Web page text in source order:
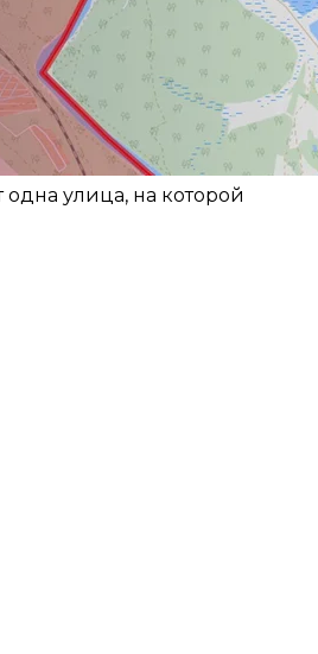
расположенная на этой
на мосту в районе
тишины. В ближайшем
улица, на которой